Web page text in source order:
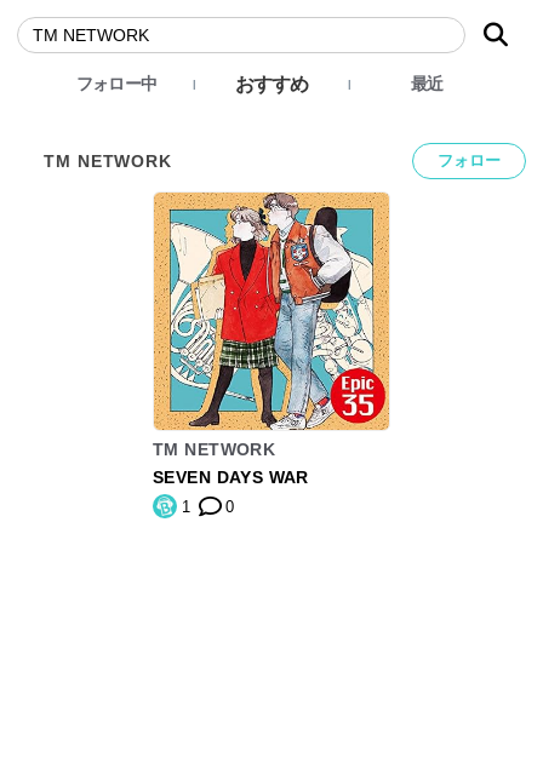
フォロー中 おすすめ 最近
TM NETWORK フォロー
TM NETWORK
SEVEN DAYS WAR
1 0